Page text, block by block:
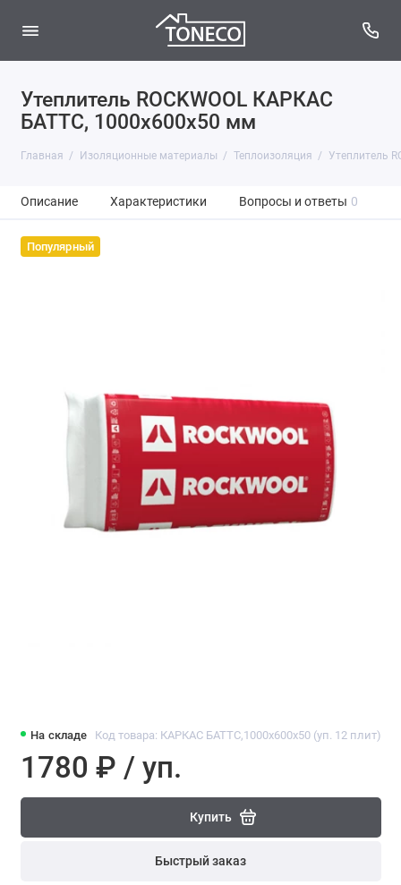
Утеплитель ROCKWOOL КАРКАС
БАТТС, 1000x600x50 мм
Главная Изоляционные материалы Теплоизоляция Утеплитель
Описание Характеристики Вопросы и ответы 0
Популярный
На складе Код товара: КАРКАС БАТТС,1000x600x50 (уп. 12 плит)
1780 ₽ / уп.
Купить
Быстрый заказ